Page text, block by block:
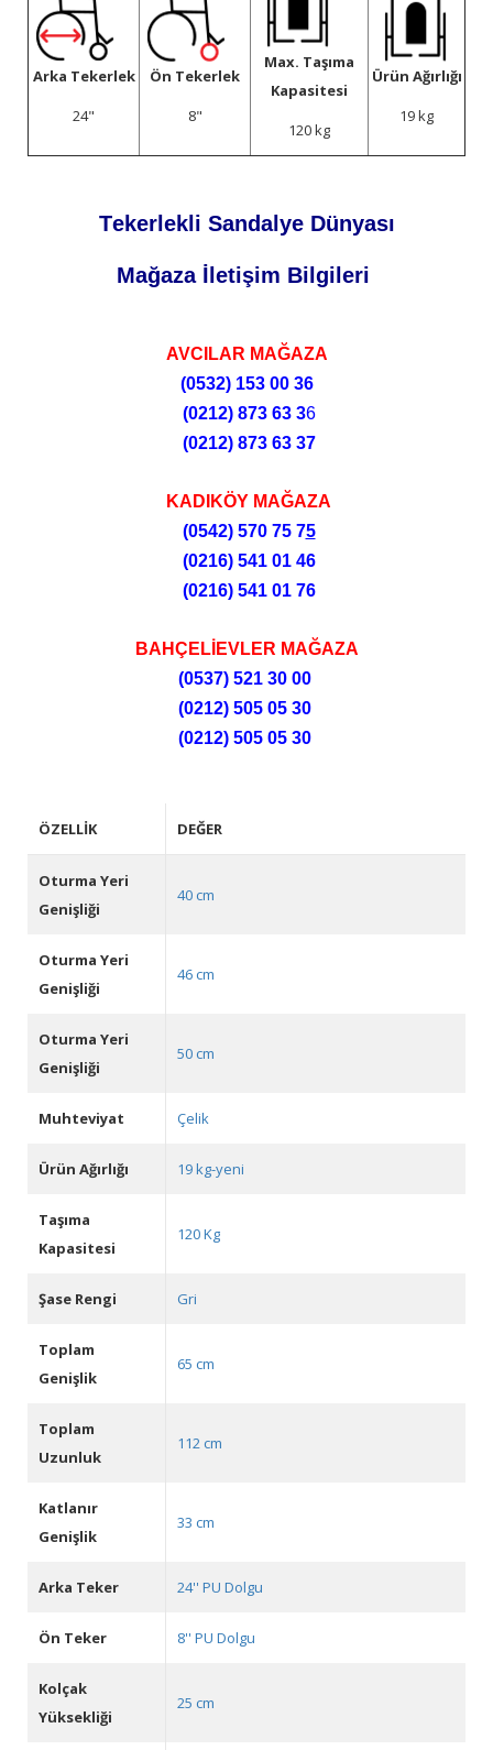
Arka Tekerlek
24"
Ön Tekerlek
8"
Max. Taşıma
Kapasitesi
120 kg
Ürün Ağırlığı
19 kg
Tekerlekli Sandalye Dünyası
Mağaza İletişim Bilgileri
AVCILAR MAĞAZA
(0532)153 00 36
(0212)873 63 36
(0212)873 63 37
KADIKÖY MAĞAZA
(0542) 570 75 75
(0216) 541 01 46
(0216) 541 01 76
BAHÇELİEVLER MAĞAZA
(0537) 521 30 00
(0212) 505 05 30
(0212) 505 05 30
ÖZELLIK DEĞER
Oturma Yeri
Genişliği
40 cm
Oturma Yeri
Genişliği
46 cm
Oturma Yeri
Genişliği
50 cm
Muhteviyat Çelik
Ürün Ağırlığı 19 kg-yeni
Taşıma
Kapasitesi
120 Kg
Şase Rengi Gri
Toplam
Genişlik
65 cm
Toplam
Uzunluk
112 cm
Katlanır
Genişlik
33 cm
Arka Teker 24'' PU Dolgu
Ön Teker 8'' PU Dolgu
Kolçak
Yüksekliği
25 cm